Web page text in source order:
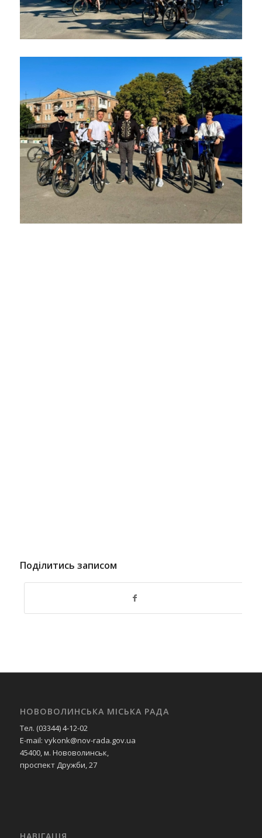
Поділитись записом
НОВОВОЛИНСЬКА МІСЬКА РАДА
Тел. (03344) 4-12-02
E-mail: vykonk@nov-rada.gov.ua
45400, м. Нововолинськ,
проспект Дружби, 27